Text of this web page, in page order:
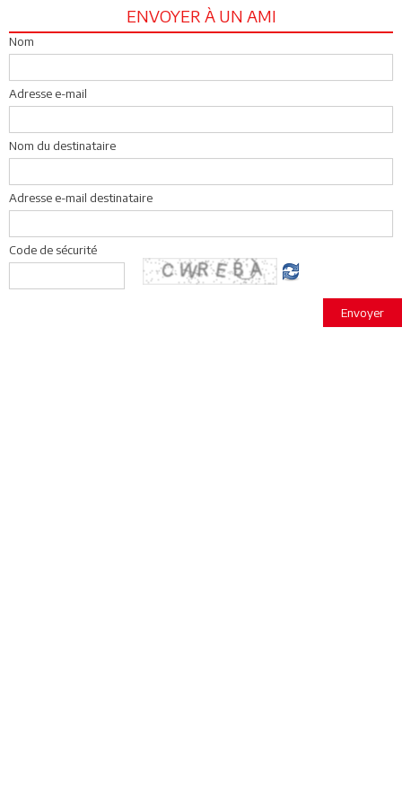
ENVOYER À UN AMI
Nom
Adresse e-mail
Nom du destinataire
Adresse e-mail destinataire
Code de sécurité
Envoyer